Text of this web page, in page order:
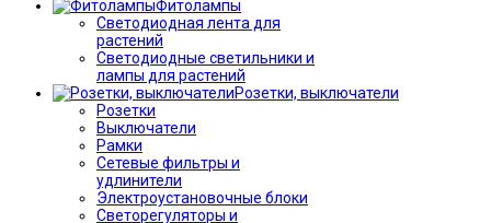
Фитолампы
Светодиодная лента для
растений
Светодиодные светильники и
лампы для растений
Розетки, выключатели
Розетки
Выключатели
Рамки
Сетевые фильтры и
удлинители
Электроустановочные блоки
Светорегуляторы и